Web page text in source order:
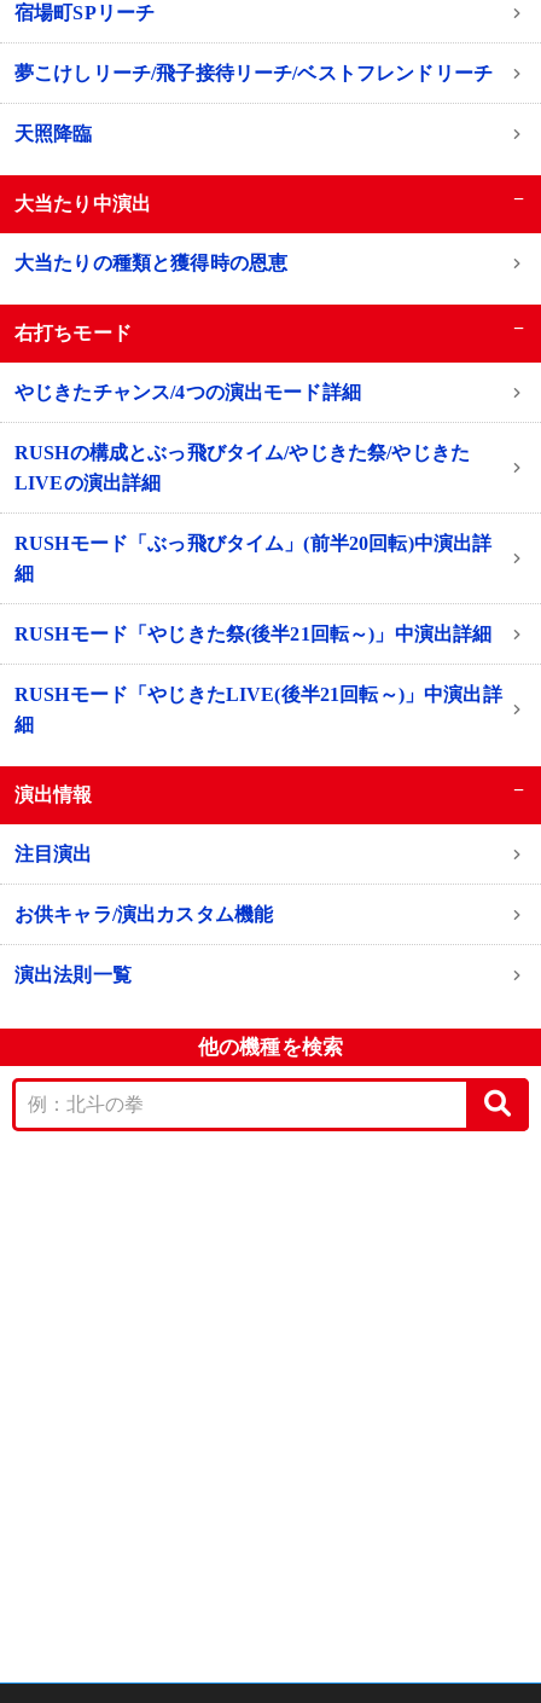
宿場町SPリーチ
夢こけしリーチ/飛子接待リーチ/ベストフレンドリーチ
天照降臨
大当たり中演出 −
大当たりの種類と獲得時の恩恵
右打ちモード −
やじきたチャンス/4つの演出モード詳細
RUSHの構成とぶっ飛びタイム/やじきた祭/やじきた
LIVEの演出詳細
RUSHモード「ぶっ飛びタイム」(前半20回転)中演出詳
細
RUSHモード「やじきた祭(後半21回転～)」中演出詳細
RUSHモード「やじきたLIVE(後半21回転～)」中演出詳
細
演出情報 −
注目演出
お供キャラ/演出カスタム機能
演出法則一覧
他の機種を検索